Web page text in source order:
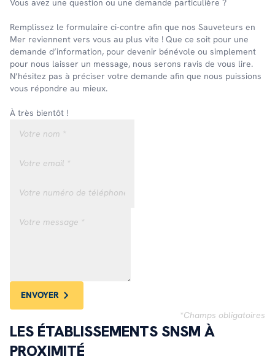
Vous avez une question ou une demande particulière ?
Remplissez le formulaire ci-contre afin que nos Sauveteurs en
Mer reviennent vers vous au plus vite ! Que ce soit pour une
demande d’information, pour devenir bénévole ou simplement
pour nous laisser un message, nous serons ravis de vous lire.
N’hésitez pas à préciser votre demande afin que nous puissions
vous répondre au mieux.
À très bientôt !
ENVOYER
*Champs obligatoires
LES ÉTABLISSEMENTS SNSM À
PROXIMITÉ